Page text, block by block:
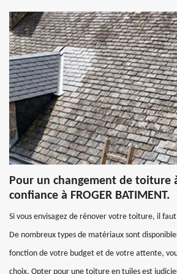
Pour un changement de toiture
confiance à FROGER BATIMENT.
Si vous envisagez de rénover votre toiture, il
De nombreux types de matériaux sont
fonction de votre budget et de votre attente,
choix. Opter pour une toiture en tuiles est